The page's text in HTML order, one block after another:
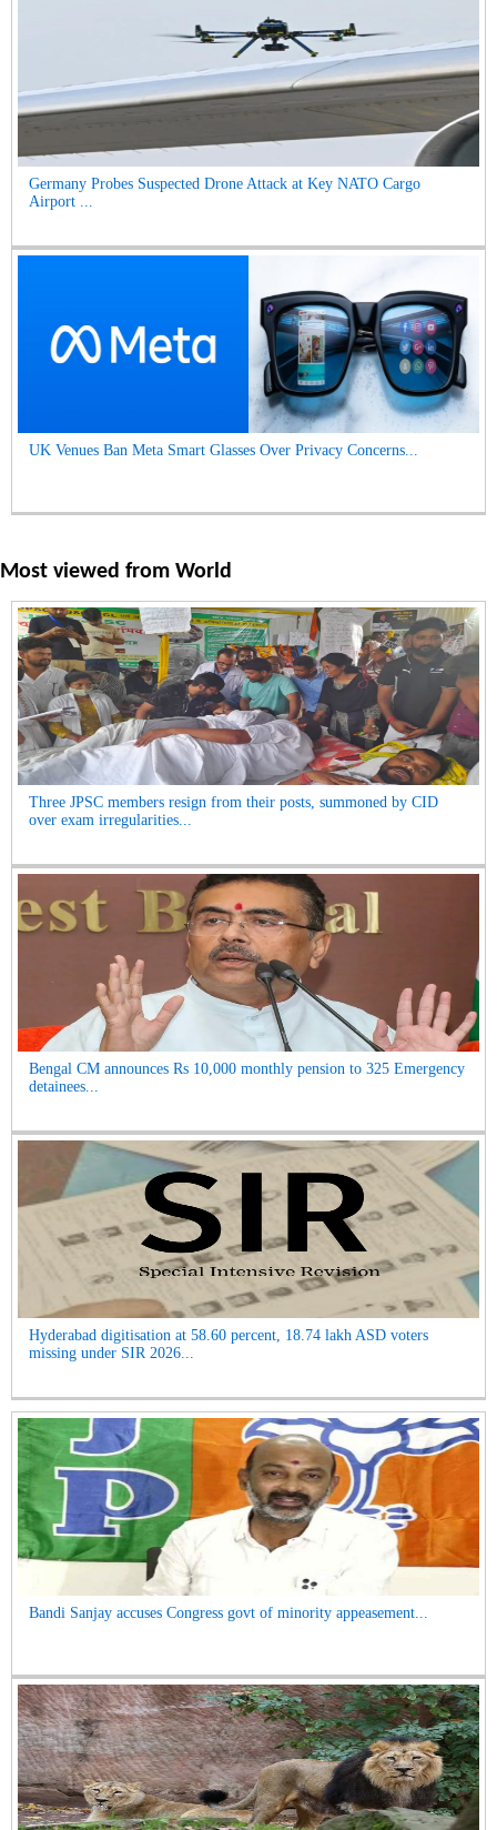
Germany Probes Suspected Drone Attack at Key NATO Cargo
Airport ...
UK Venues Ban Meta Smart Glasses Over Privacy Concerns...
Most viewed from World
Three JPSC members resign from their posts, summoned by CID
over exam irregularities...
Bengal CM announces Rs 10,000 monthly pension to 325 Emergency
detainees...
Hyderabad digitisation at 58.60 percent, 18.74 lakh ASD voters
missing under SIR 2026...
Bandi Sanjay accuses Congress govt of minority appeasement...